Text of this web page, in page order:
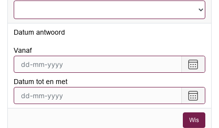
Datum antwoord
vanaf
een
vanaf
Datum tot en met
een
datum
tot
Wis